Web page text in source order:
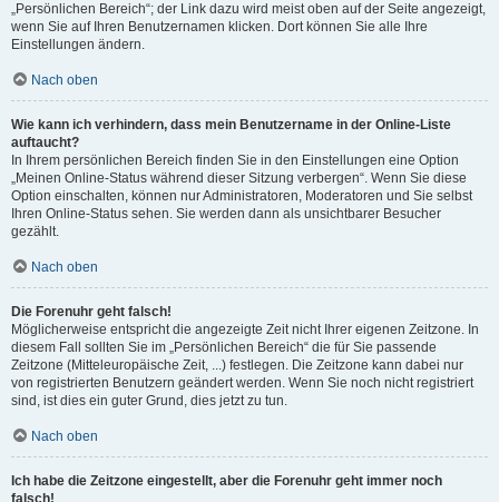
„Persönlichen Bereich“; der Link dazu wird meist oben auf der Seite angezeigt,
wenn Sie auf Ihren Benutzernamen klicken. Dort können Sie alle Ihre
Einstellungen ändern.
Nach oben
Wie kann ich verhindern, dass mein Benutzername in der Online-Liste
auftaucht?
In Ihrem persönlichen Bereich finden Sie in den Einstellungen eine Option
„Meinen Online-Status während dieser Sitzung verbergen“. Wenn Sie diese
Option einschalten, können nur Administratoren, Moderatoren und Sie selbst
Ihren Online-Status sehen. Sie werden dann als unsichtbarer Besucher
gezählt.
Nach oben
Die Forenuhr geht falsch!
Möglicherweise entspricht die angezeigte Zeit nicht Ihrer eigenen Zeitzone. In
diesem Fall sollten Sie im „Persönlichen Bereich“ die für Sie passende
Zeitzone (Mitteleuropäische Zeit, ...) festlegen. Die Zeitzone kann dabei nur
von registrierten Benutzern geändert werden. Wenn Sie noch nicht registriert
sind, ist dies ein guter Grund, dies jetzt zu tun.
Nach oben
Ich habe die Zeitzone eingestellt, aber die Forenuhr geht immer noch
falsch!